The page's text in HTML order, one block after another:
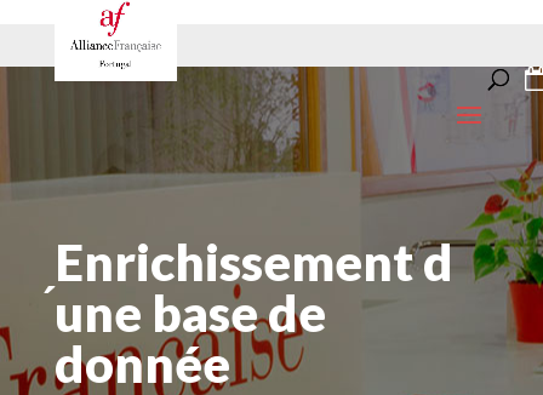
Enrichissement d
́une base de
donnée